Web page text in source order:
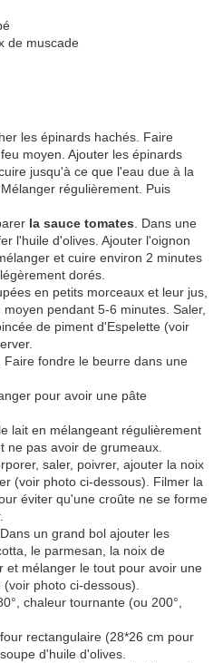
de muscade
les épinards hachés. Faire
moyen. Ajouter les épinards
jusqu'à ce que l'eau due à la
régulièrement. Puis
la sauce tomates . Dans une
l'huile d'olives. Ajouter l'oignon
et cuire environ 2 minutes
dorés.
en petits morceaux et leur jus,
pendant 5-6 minutes. Saler,
de piment d'Espelette (voir
. Faire fondre le beurre dans une
pour avoir une pâte
lait en mélangeant régulièrement
ne pas avoir de grumeaux.
saler, poivrer, ajouter la noix
(voir photo ci-dessous). Filmer la
éviter qu'une croûte ne se forme
. Dans un grand bol ajouter les
le parmesan, la noix de
et mélanger le tout pour avoir une
photo ci-dessous).
chaleur tournante (ou 200°,
rectangulaire (28*26 cm pour
d'huile d'olives.